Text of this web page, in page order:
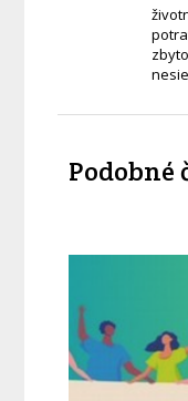
Podobné